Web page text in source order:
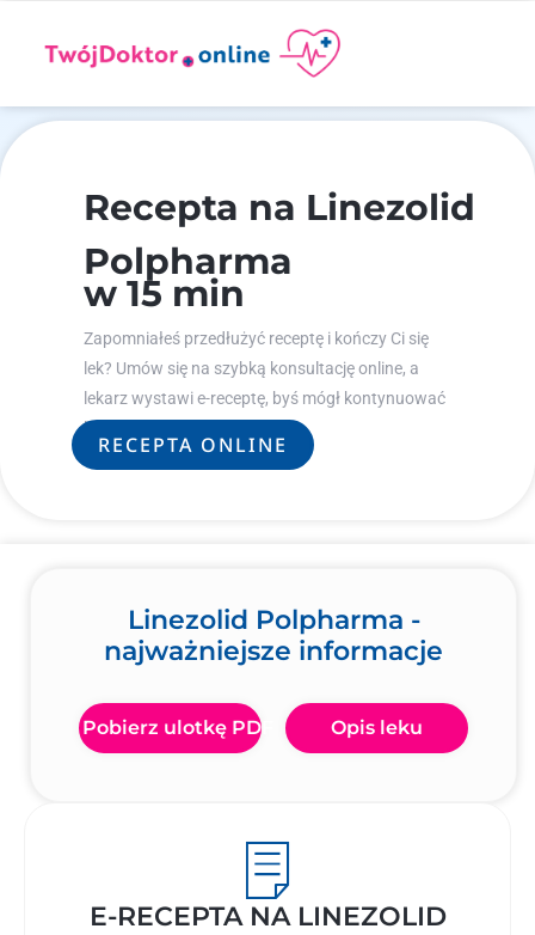
Recepta na Linezolid
Polpharma
w 15 min
Zapomniałeś przedłużyć receptę i kończy Ci się
lek? Umów się na szybką konsultację online, a
lekarz wystawi e-receptę, byś mógł kontynuować
leczenie.
RECEPTA ONLINE
Linezolid Polpharma -
najważniejsze informacje
Pobierz ulotkę PDF Opis leku
E-RECEPTA NA LINEZOLID